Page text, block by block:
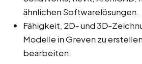
ähnlichen Softwarelösungen.
Fähigkeit, 2D- und 3D-
Modelle in Greven zu
bearbeiten.